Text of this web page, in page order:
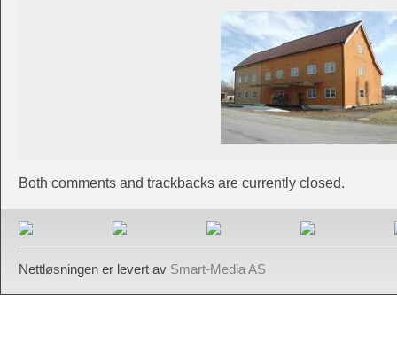
Both comments and trackbacks are currently closed.
Nettløsningen er levert av Smart-Media AS